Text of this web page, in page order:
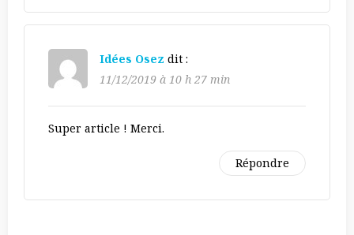
Idées Osez dit :
11/12/2019 à 10 h 27 min
Super article ! Merci.
Répondre